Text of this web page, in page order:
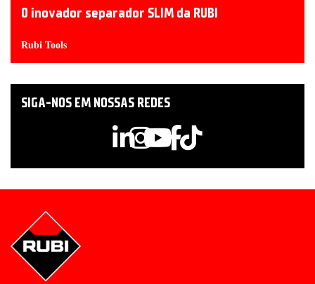
O inovador separador SLIM da RUBI
Rubi Tools
SIGA-NOS EM NOSSAS REDES